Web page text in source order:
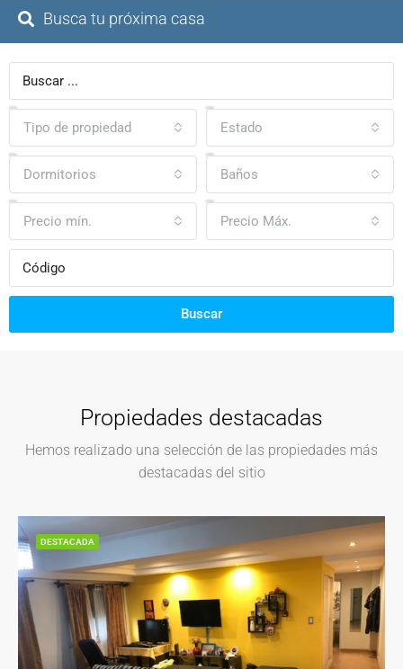
Busca tu próxima casa
Tipo de propiedad Estado
Dormitorios Baños
Precio mín. Precio Máx.
Buscar
Propiedades destacadas
Hemos realizado una selección de las propiedades más
destacadas del sitio
DESTACADA